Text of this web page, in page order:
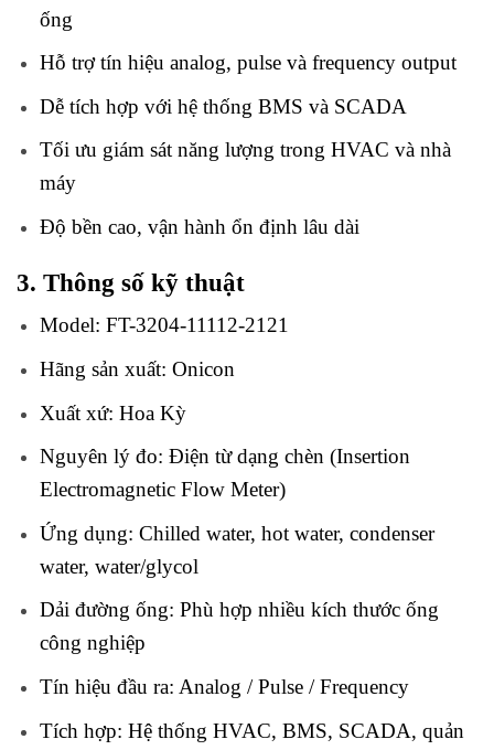
ống
Hỗ trợ tín hiệu analog, pulse và frequency output
Dễ tích hợp với hệ thống BMS và SCADA
Tối ưu giám sát năng lượng trong HVAC và nhà
máy
Độ bền cao, vận hành ổn định lâu dài
3. Thông số kỹ thuật
Model: FT-3204-11112-2121
Hãng sản xuất: Onicon
Xuất xứ: Hoa Kỳ
Nguyên lý đo: Điện từ dạng chèn (Insertion
Electromagnetic Flow Meter)
Ứng dụng: Chilled water, hot water, condenser
water, water/glycol
Dải đường ống: Phù hợp nhiều kích thước ống
công nghiệp
Tín hiệu đầu ra: Analog / Pulse / Frequency
Tích hợp: Hệ thống HVAC, BMS, SCADA, quản